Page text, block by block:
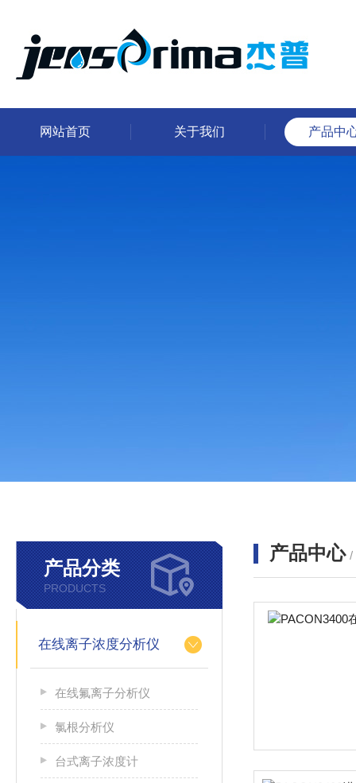
网站首页 关于我们 产品中
产品分类
PRODUCTS
在线离子浓度分析仪
在线氟离子分析仪
氯根分析仪
台式离子浓度计
产品中心 /